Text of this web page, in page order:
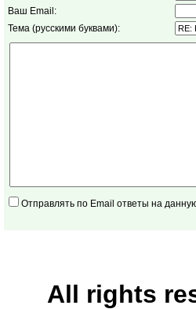
Ваш Email:
Тема (русскими буквами):
Отправлять по Email ответы на
All rights